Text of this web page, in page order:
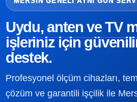
Uydu, anten ve TV
işleriniz için
destek.
Profesyonel ölçüm cihazları,
çözüm ve garantili işçilik ile